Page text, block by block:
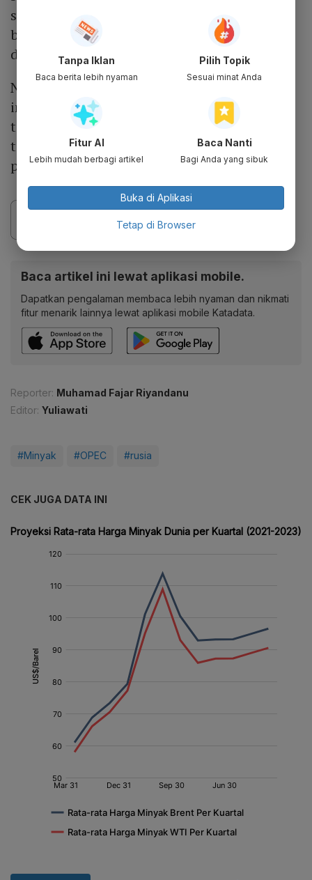
sepanjang akhir pekan. Pemerintah Ukraina
belum memberikan tanggapan terkait
dugaan serangan tersebut.
Namun, Ukraina secara aktif menargetkan
infrastruktur energi Rusia sebagai respons
terhadap serangan berkelanjutan Rusia
terhadap jaringan energi mereka sepanjang
perang berlangsung.
Baca artikel ini lewat aplikasi mobile.
Dapatkan pengalaman membaca lebih nyaman dan nikmati
fitur menarik lainnya lewat aplikasi mobile Katadata.
Reporter: Muhamad Fajar Riyandanu
Editor: Yuliawati
#Minyak #OPEC #rusia
CEK JUGA DATA INI
Tanpa Iklan
Baca berita lebih nyaman
Pilih Topik
Sesuai minat Anda
Fitur AI
Lebih mudah berbagi artikel
Baca Nanti
Bagi Anda yang sibuk
Buka di Aplikasi
Tetap di Browser